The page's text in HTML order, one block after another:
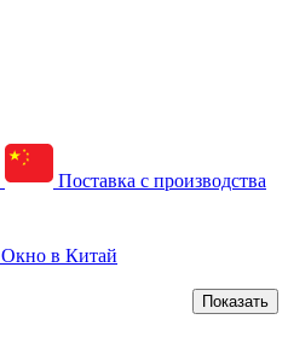
Поставка с производства
Окно в Китай
Показать